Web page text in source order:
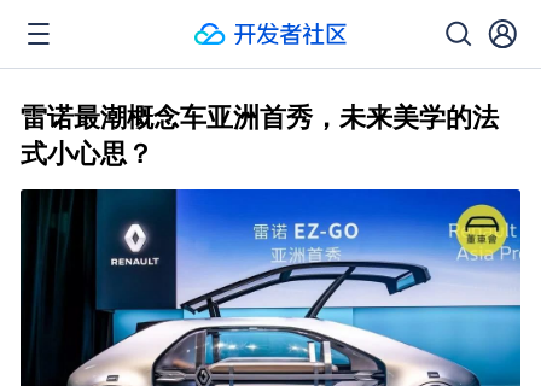
雷诺最潮概念车亚洲首秀，未来美学的法
式小心思？